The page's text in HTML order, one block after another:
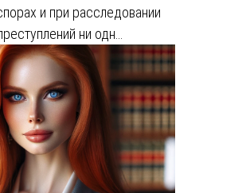
и при расследовании
ни одн…